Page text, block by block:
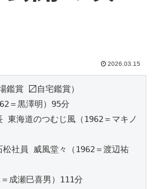
2026.03.15
鑑賞 〼自宅鑑賞）
＝黒澤明）95分
海道のつむじ風（1962＝マキノ
社員 威風堂々（1962＝渡辺祐
成瀬巳喜男）111分